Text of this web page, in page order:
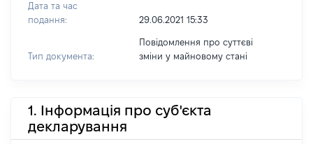
Дата та час
подання:
29.06.2021 15:33
Тип документа:
Повідомлення про суттєві
зміни y майновому стані
1. Інформація про суб'єкта
декларування